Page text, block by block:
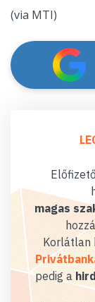
(via MTI)
magas
Korlátlan
pedig a